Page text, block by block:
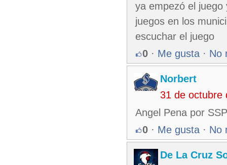
ya empezó el
juegos en los
escuchar el juego
0 · Me gusta · No
Norbert
31 de octubre
Angel Pena por SSP
0 · Me gusta · No
De La Cruz